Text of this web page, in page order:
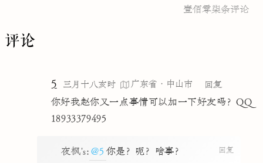
壹佰零柒条评论
评论
5 三月十八亥时 广东省·中山市
回复
你好我赵你又一点事情可以加一下好友吗？QQ
18933379495
夜枫's: @5 你是？呃？啥事？ 回复